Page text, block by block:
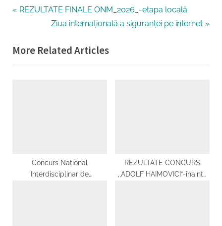
Tags:
Matematica
Navigare
articole
P
v
i
REZULTATE FINALE ONM_2026_-etapa locală
N
x
t
Ziua internațională a siguranței pe internet
More Related Articles
Concurs Național
Interdisciplinar de
REZULTATE CONCURS
,,ADOLF HAIMOVICI”-înainte